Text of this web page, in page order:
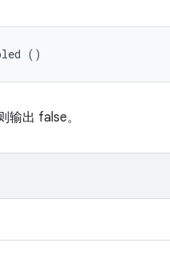
()
输出 false。